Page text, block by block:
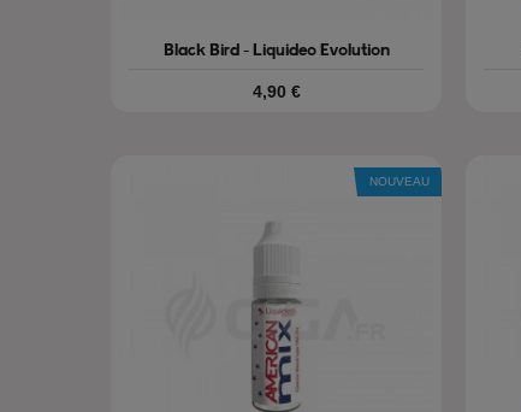
Black Bird - Liquideo Evolution
Prix
4,90 €
NOUVEAU